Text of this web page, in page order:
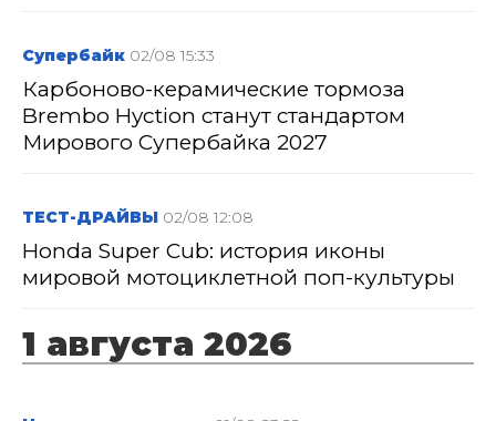
Супербайк 02/08 15:33
Карбоново-керамические тормоза
Brembo Hyction станут стандартом
Мирового Супербайка 2027
ТЕСТ-ДРАЙВЫ 02/08 12:08
Honda Super Cub: история иконы
мировой мотоциклетной поп-культуры
1 августа 2026